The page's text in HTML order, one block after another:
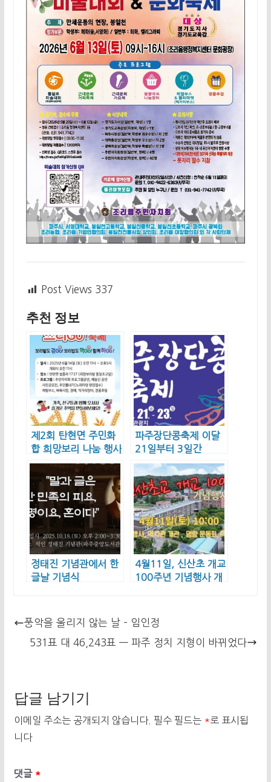
Post Views 337
추천 정보
제2회 탄현면 주민화
합 희망보리 나눔 행사
‘쓰리Go!축제’ 개최
파주장단콩축제 이달
21일부터 3일간
정태진 기념관에서 한
글날 기념식
4월11일, 신산초 개교
100주년 기념행사 개
풍악을 울리지 않는 날 – 임인정
531표 대 46,243표 — 파주 정치 지형이 바뀌었다
답글 남기기
이메일 주소는 공개되지 않습니다. 필수 필드는 *로 표시됩
니다
댓글 *